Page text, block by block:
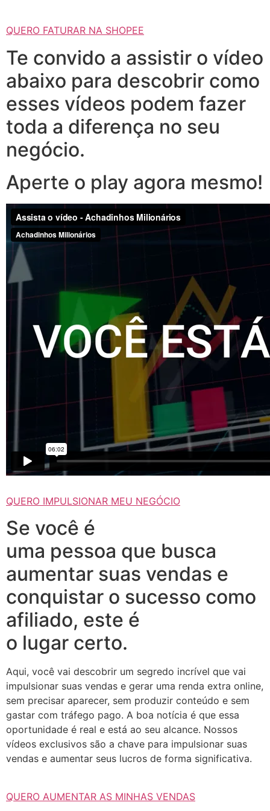
QUERO FATURAR NA SHOPEE
Te convido a assistir o vídeo
abaixo para descobrir como
esses vídeos podem fazer
toda a diferença no seu
negócio.
Aperte o play agora mesmo!
QUERO IMPULSIONAR MEU NEGÓCIO
Se você é
uma pessoa que busca
aumentar suas vendas e
conquistar o sucesso como
afiliado, este é
o lugar certo.
Aqui, você vai descobrir um segredo incrível que vai
impulsionar suas vendas e gerar uma renda extra online,
sem precisar aparecer, sem produzir conteúdo e sem
gastar com tráfego pago. A boa notícia é que essa
oportunidade é real e está ao seu alcance. Nossos
vídeos exclusivos são a chave para impulsionar suas
vendas e aumentar seus lucros de forma significativa.
QUERO AUMENTAR AS MINHAS VENDAS